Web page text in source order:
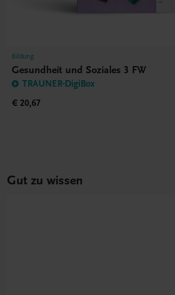
Bildung
Gesundheit und Soziales 3 FW
TRAUNER-DigiBox
€ 20,67
Gut zu wissen